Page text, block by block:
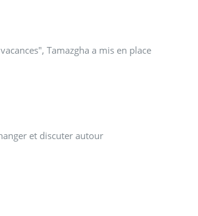
Tamazgha a mis en place
et discuter autour